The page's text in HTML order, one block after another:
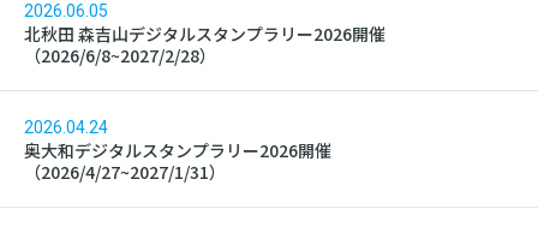
2026.06.05
北秋田 森吉山デジタルスタンプラリー2026開催
（2026/6/8~2027/2/28）
2026.04.24
奥大和デジタルスタンプラリー2026開催
（2026/4/27~2027/1/31）